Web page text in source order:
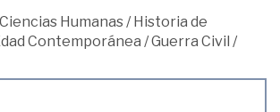
Humanas /Historia de
Contemporánea /Guerra Civil /